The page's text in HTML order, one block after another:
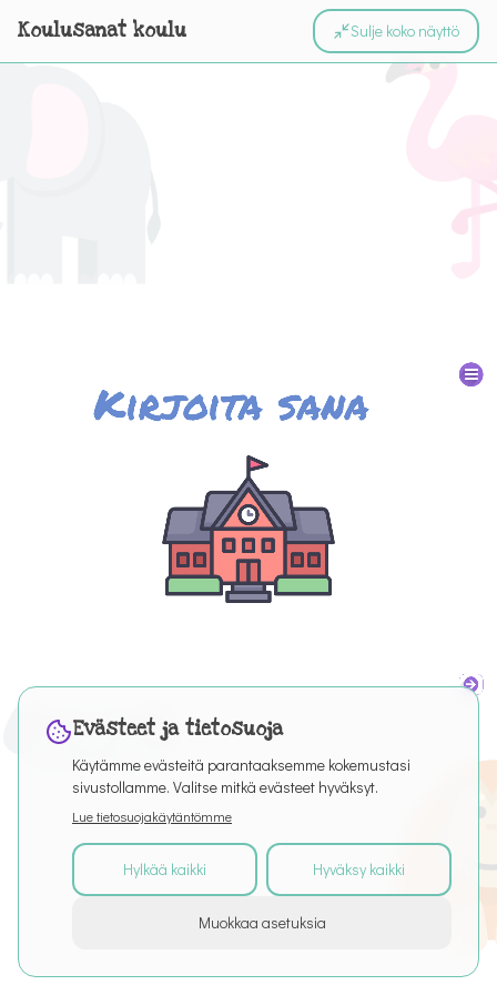
Koulusanat koulu Sulje koko näyttö
Kaikki oikeudet pidätetään
ArtikkelitPuro EditorTietosuoja
Evästeet ja tietosuoja
Käytämme evästeitä parantaaksemme kokemustasi
sivustollamme. Valitse mitkä evästeet hyväksyt.
Lue tietosuojakäytäntömme
Hylkää kaikki Hyväksy kaikki
Muokkaa asetuksia